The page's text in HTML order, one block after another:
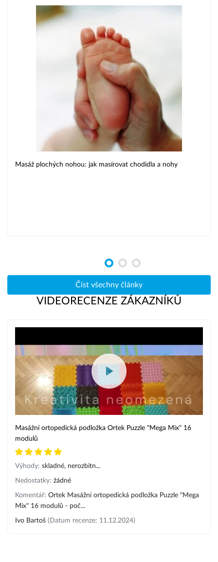
Masáž plochých nohou: jak masírovat chodidla a nohy
Číst všechny články
VIDEORECENZE ZÁKAZNÍKŮ
Masážní ortopedická podložka Ortek Puzzle "Mega Mix" 16
modulů
Výhody: skladné, nerozbitn...
Nedostatky: žádné
Komentář: Ortek Masážní ortopedická podložka Puzzle "Mega
Mix" 16 modulů - poč...
Ivo Bartoš (Datum recenze: 11.12.2024)